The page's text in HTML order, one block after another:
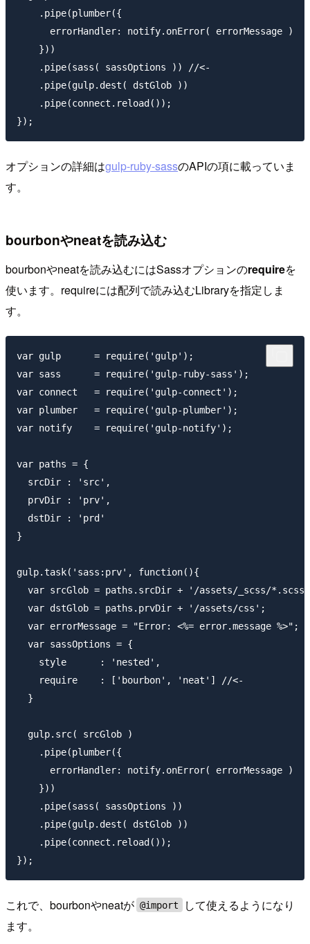
    .pipe(plumber({
      errorHandler: notify.onError( errorMessage )
    }))
    .pipe(sass( sassOptions )) //<-
    .pipe(gulp.dest( dstGlob ))
    .pipe(connect.reload());
オプションの詳細はgulp-ruby-sassのAPIの項に載っていま
す。
bourbonやneatを読み込む
bourbonやneatを読み込むにはSassオプションのrequireを
使います。requireには配列で読み込むLibraryを指定しま
す。
var gulp      = require('gulp');
var sass      = require('gulp-ruby-sass');
var connect   = require('gulp-connect');
var plumber   = require('gulp-plumber');
var notify    = require('gulp-notify');
var paths = {
  srcDir : 'src',
  prvDir : 'prv',
  dstDir : 'prd'
}
gulp.task('sass:prv', function(){
var srcGlob = paths.srcDir + '/assets/_scss/
  var dstGlob = paths.prvDir + '/assets/css';
  var errorMessage = "Error: <%= error.message %>";
  var sassOptions = {
    style      : 'nested',
    require    : ['bourbon', 'neat'] //<-
  }
  gulp.src( srcGlob )
    .pipe(plumber({
      errorHandler: notify.onError( errorMessage )
    }))
    .pipe(sass( sassOptions ))
    .pipe(gulp.dest( dstGlob ))
    .pipe(connect.reload());
これで、bourbonやneatが @import
して使えるようになり
ます。